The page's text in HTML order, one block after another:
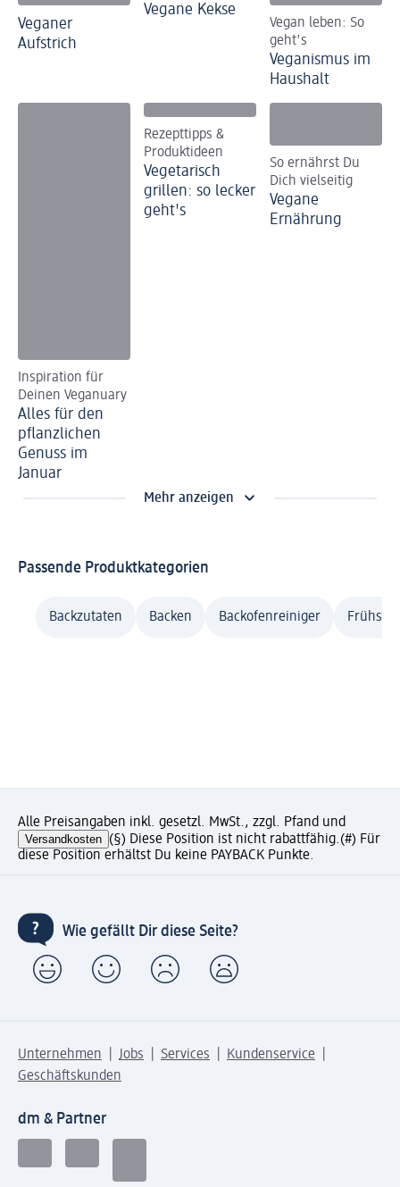
Veganer
Aufstrich
Vegane Kekse
Vegan leben: So
geht's
Veganismus im
Haushalt
Inspiration für
Deinen Veganuary
Alles für den
pflanzlichen
Genuss im
Januar
Rezepttipps &
Produktideen
Vegetarisch
grillen: so lecker
geht's
So ernährst Du
Dich vielseitig
Vegane
Ernährung
Mehr anzeigen
Passende Produktkategorien
Backzutaten Backen Backofenreiniger
Alle Preisangaben inkl. gesetzl. MwSt., zzgl. Pfand und
Versandkosten (§) Diese Position ist nicht rabattfähig.(#) Für
diese Position erhältst Du keine PAYBACK Punkte.
Wie gefällt Dir diese Seite?
Unternehmen Jobs Services
Kundenservice
Geschäftskunden
dm & Partner